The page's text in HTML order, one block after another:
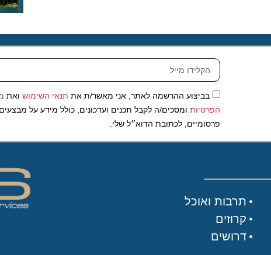
בביצוע ההרשמה לאתר, אני מאשר/ת אתתנאי השימושואת
הפרטיותומסכים/ה לקבל תכנים ועדכונים, כולל מידע על מבצעים
פרסומיים, לכתובת הדוא״ל שלי.
תרבות ואוכל
קרוזים
דרושים